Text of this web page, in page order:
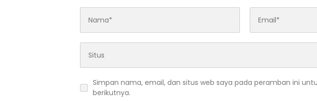
Simpan nama, email, dan situs web saya pada peramban ini
berikutnya.